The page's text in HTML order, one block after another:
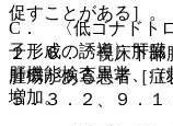
促すことがある］。
２．６． 視床下部
腫瘍がある患者［症
５．３．２、９．１
C． 〈低ゴナドト
子形成の誘導〉肝臓
肝機能検査異常、
増加。